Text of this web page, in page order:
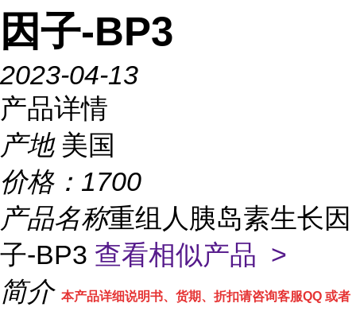
因子-BP3
2023-04-13
产品详情
产地 美国
价格： 1700
产品名称重组人胰岛素生长因
子-BP3 查看相似产品 >
简介 本产品详细说明书、货期、折扣请咨询客服QQ 或者